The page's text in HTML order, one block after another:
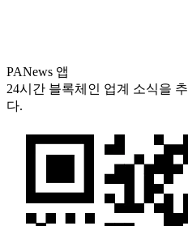
PANews 앱
24시간 블록체인 업계 소식을
다.